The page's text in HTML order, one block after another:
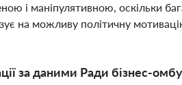
і маніпулятивною, оскільки
на можливу політичну
за даними Ради бізнес-